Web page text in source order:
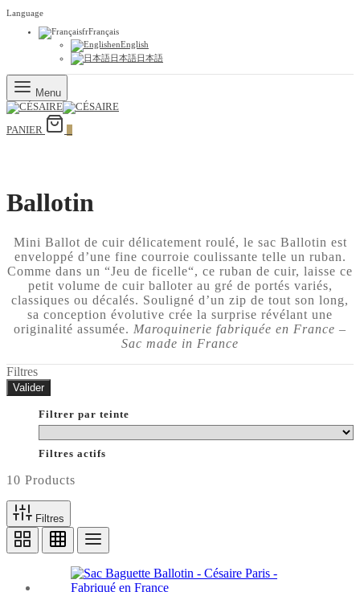
Language
frFrançais
enEnglish
日本語日本語
Menu
PANIER
Ballotin
Mini Ballot de cuir délicatement roulé, le sac Ballotin est
enveloppé d’une fine courroie coulissante telle un ruban.
Comme dans un “Jeu de ficelle“, ce ruban de cuir, laisse ce
petit volume de cuir balloter au gré de portés variés,
classiques ou décalés. Souligné d’un zip de tout son long,
sa conception évolutive crée la surprise révélant une
originalité assumée. Maroquinerie fabriquée en France –
Sac made in France
Filtres
Valider
Filtrer par teinte
Filtres actifs
10 Products
Filtres